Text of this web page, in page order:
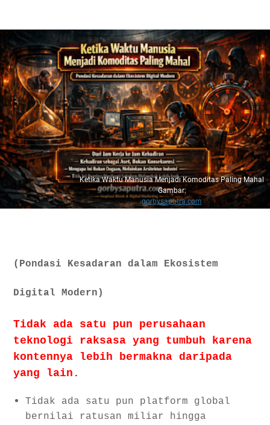
Ketika Waktu Manusia Menjadi Komoditas Paling Mahal
Gambar:
gorbysaputra.com
(Pondasi Kesadaran dalam Ekosistem
Digital Modern)
Tidak ada satu pun perusahaan
teknologi raksasa yang tumbuh karena
kontennya lebih bermakna daripada
yang lain.
Tidak ada satu pun platform global
bernilai ratusan miliar hingga